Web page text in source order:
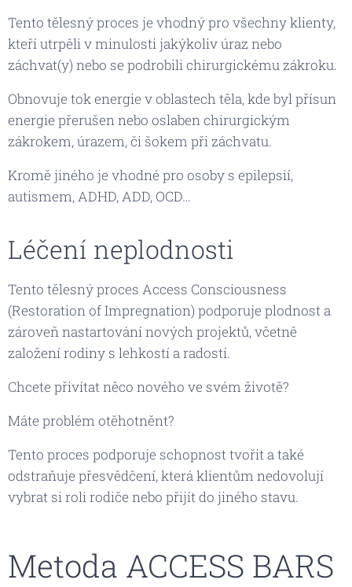
Tento tělesný proces je vhodný pro všechny klienty,
kteří utrpěli v minulosti jakýkoliv úraz nebo
záchvat(y) nebo se podrobili chirurgickému zákroku.
Obnovuje tok energie v oblastech těla, kde byl přísun
energie přerušen nebo oslaben chirurgickým
zákrokem, úrazem, či šokem při záchvatu.
Kromě jiného je vhodné pro osoby s epilepsií,
autismem, ADHD, ADD, OCD…
Léčení neplodnosti
Tento tělesný proces Access Consciousness
(Restoration of Impregnation) podporuje plodnost a
zároveň nastartování nových projektů, včetně
založení rodiny s lehkostí a radostí.
Chcete přivítat něco nového ve svém životě?
Máte problém otěhotněnt?
Tento proces podporuje schopnost tvořit a také
odstraňuje přesvědčení, která klientům nedovolují
vybrat si roli rodiče nebo přijít do jiného stavu.
Metoda ACCESS BARS